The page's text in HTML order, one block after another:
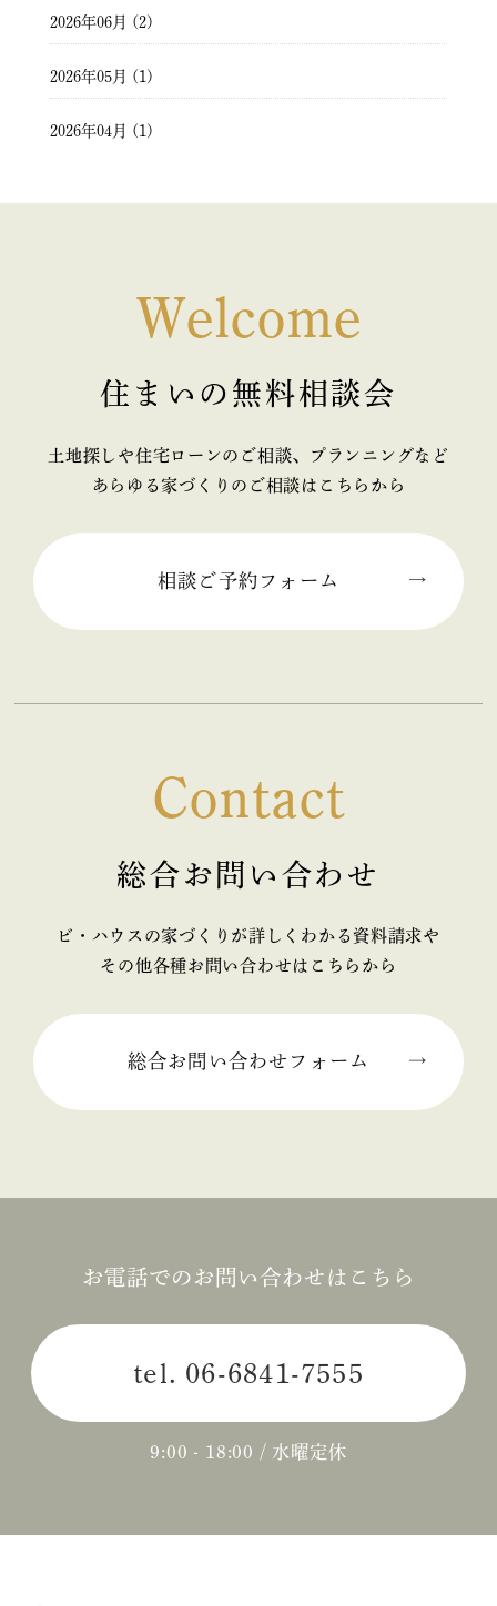
2026年06月 (2)
2026年05月 (1)
2026年04月 (1)
2025年11月 (2)
2025年10月 (1)
2025年07月 (2)
2025年02月 (2)
2025年01月 (1)
2024年11月 (1)
2024年10月 (1)
2024年06月 (1)
2024年04月 (3)
2024年03月 (2)
2023年12月 (1)
Welcome
住まいの無料相談会
土地探しや住宅ローンのご相談、プランニングなど
あらゆる家づくりのご相談はこちらから
相談ご予約フォーム
Contact
総合お問い合わせ
ビ・ハウスの家づくりが詳しくわかる資料請求や
その他各種お問い合わせはこちらから
総合お問い合わせフォーム
お電話でのお問い合わせはこちら
tel. 06-6841-7555
9:00 - 18:00 / 水曜定休